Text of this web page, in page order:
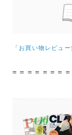
「お買い物レビュー
= = = = = = =